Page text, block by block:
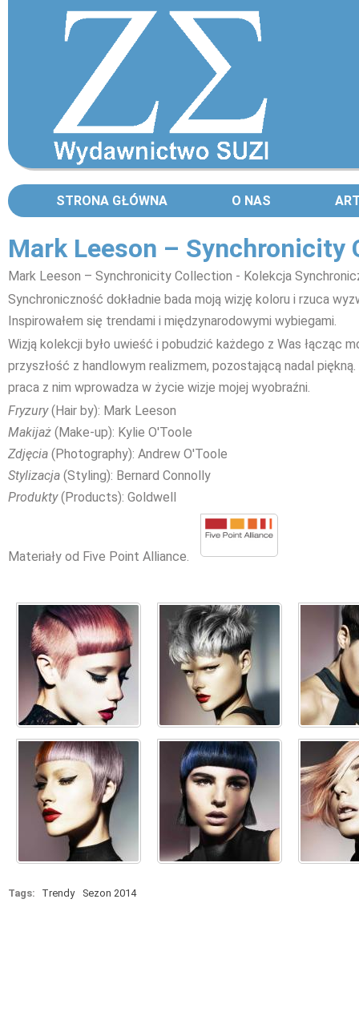
STRONA GŁÓWNA O NAS
Mark Leeson – Synchronicity
Mark Leeson – Synchronicity Collection - Kolekcja
Synchroniczność dokładnie bada moją wizję koloru i rzuca
Inspirowałem się trendami i międzynarodowymi wybiegami.
Wizją kolekcji było uwieść i pobudzić każdego z Was łącząc
przyszłość z handlowym realizmem, pozostającą nadal
praca z nim wprowadza w życie wizje mojej wyobraźni.
Fryzury(Hair by): Mark Leeson
Makijaż (Make-up): Kylie O'Toole
Zdjęcia (Photography): Andrew O'Toole
Stylizacja (Styling): Bernard Connolly
Produkty(Products): Goldwell
Materiały od Five Point Alliance.
Tags: Trendy Sezon 2014